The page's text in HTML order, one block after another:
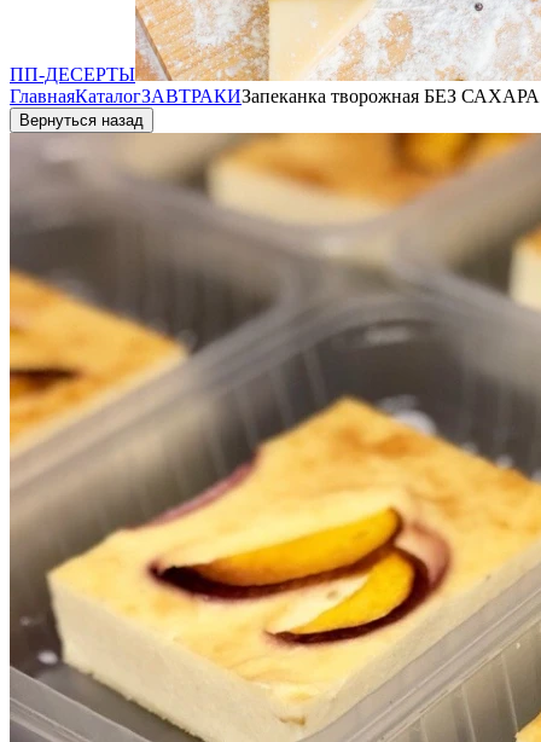
ПП-ДЕСЕРТЫ
ГлавнаяКаталогЗАВТРАКИЗапеканка творожная БЕЗ САХАРА
Вернуться назад